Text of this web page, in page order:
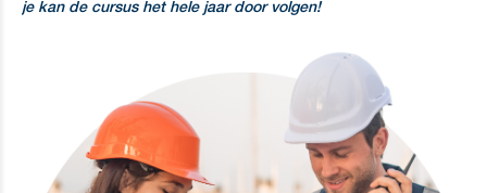
je kan de cursus het hele jaar door volgen!